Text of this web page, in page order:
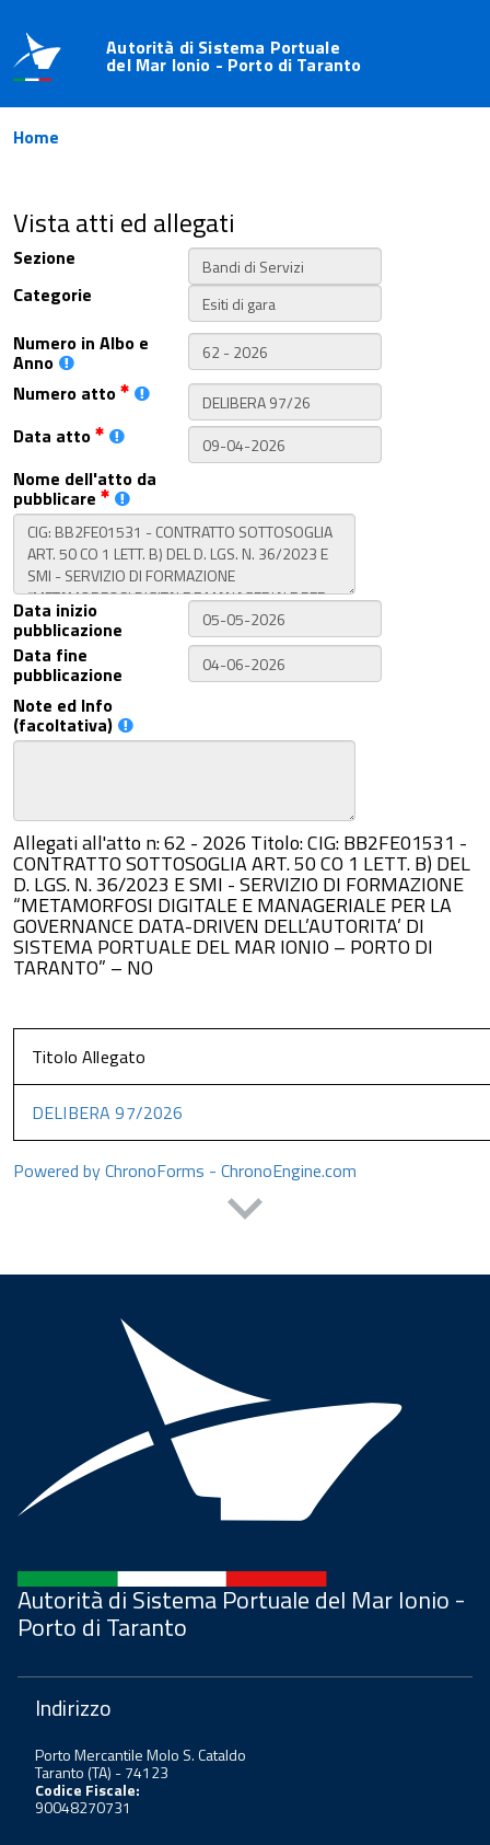
Autorità di Sistema Portuale
del Mar Ionio - Porto di Taranto
Home
Vista atti ed allegati
Sezione
Categorie
Numero in Albo e
Anno
Numero atto
Data atto
Nome dell'atto da
pubblicare
Data inizio
pubblicazione
Data fine
pubblicazione
Note ed Info
(facoltativa)
Allegati all'atto n: 62 - 2026 Titolo: CIG: BB2FE01531 -
CONTRATTO SOTTOSOGLIA ART. 50 CO 1 LETT. B) DEL
D. LGS. N. 36/2023 E SMI - SERVIZIO DI FORMAZIONE
“METAMORFOSI DIGITALE E MANAGERIALE PER LA
GOVERNANCE DATA-DRIVEN DELL’AUTORITA’ DI
SISTEMA PORTUALE DEL MAR IONIO – PORTO DI
TARANTO” – NO
Titolo Allegato
DELIBERA 97/2026
Powered by ChronoForms - ChronoEngine.com
Autorità di Sistema Portuale del Mar Ionio -
Porto di Taranto
Indirizzo
Porto Mercantile Molo S. Cataldo
Taranto (TA) - 74123
Codice Fiscale:
90048270731